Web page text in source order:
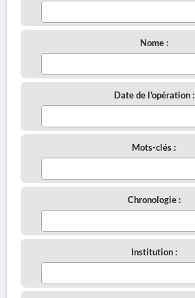
Nome :
Date de l'opération :
Mots-clés :
Chronologie :
Institution :